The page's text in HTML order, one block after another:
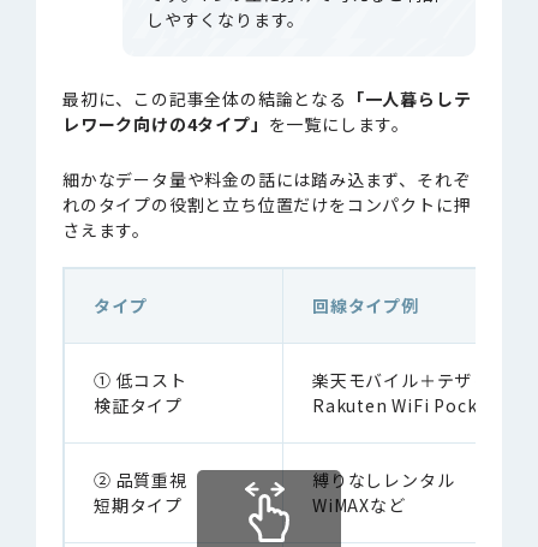
しやすくなります。
最初に、この記事全体の結論となる 「一人暮らしテ
レワーク向けの4タイプ」 を一覧にします。
細かなデータ量や料金の話には踏み込まず、それぞ
れのタイプの役割と立ち位置だけをコンパクトに押
さえます。
タイプ 回線タイプ例
① 低コスト
検証タイプ
楽天モバイル＋テザリング
Rakuten WiFi Pocket
② 品質重視
短期タイプ
縛りなしレンタル
WiMAXなど